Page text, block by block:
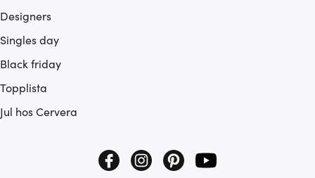
Designers
Singles day
Black friday
Topplista
Jul hos Cervera